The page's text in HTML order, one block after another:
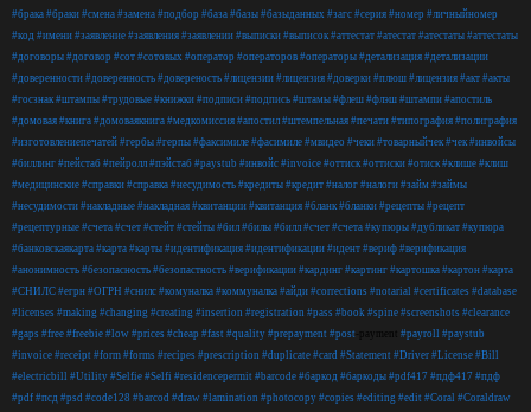
#брака #браки #смена #замена #подбор #база #базы #базыданных #загс #серия #номер #личныйномер
#код #имени #заявление #заявления #заявлении #выписки #выписок #аттестат #атестат #атестаты #аттестаты
#договоры #договор #сот #сотовых #оператор #операторов #операторы #детализация #детализации
#доверенности #доверенность #довереность #лицензии #лицензия #доверки #плюш #лицензия #акт #акты
#госзнак #штампы #трудовые #книжки #подписи #подпись #штамы #флеш #флэш #штампи #апостиль
#домовая #книга #домоваякнига #медкомиссия #апостил #штемпельная #печати #типография #полиграфия
#изготовлениепечатей #гербы #герпы #факсимиле #фасимиле #мвидео #чеки #товарныйчек #чек #инвойсы
#биллинг #пейстаб #пейролл #пэйстаб #paystub #инвойс #invoice #оттиск #оттиски #отиск #клише #клиш
#медицинские #справки #справка #несудимость #кредиты #кредит #налог #налоги #займ #займы
#несудимости #накладные #накладная #квитанции #квитанция #бланк #бланки #рецепты #рецепт
#рецептурные #счета #счет #стейт #стейты #бил #билы #билл #счет #счета #купюры #дубликат #купюра
#банковскаякарта #карта #карты #идентификация #идентификации #идент #вериф #верификация
#анонимность #безопасность #безопастность #верификации #кардинг #картинг #картошка #картон #карта
#СНИЛС #егрн #ОГРН #снилс #комуналка #коммуналка #айди #corrections #notarial #certificates #database
#licenses #making #changing #creating #insertion #registration #pass #book #spine #screenshots #clearance
#gaps #free #freebie #low #prices #cheap #fast #quality #prepayment #post -payment #payroll #paystub
#invoice #receipt #form #forms #recipes #prescription #duplicate #card #Statement #Driver #License #Bill
#electricbill #Utility #Selfie #Selfi #residencepermit #barcode #баркод #баркоды #pdf417 #пдф417 #пдф
#pdf #псд #psd #code128 #barcod #draw #lamination #photocopy #copies #editing #edit #Coral #Coraldraw